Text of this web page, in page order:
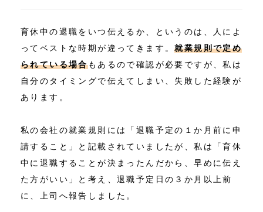
育休中の退職をいつ伝えるか、というのは、人によ
ってベストな時期が違ってきます。就業規則で定め
られている場合もあるので確認が必要ですが、私は
自分のタイミングで伝えてしまい、失敗した経験が
あります。
私の会社の就業規則には「退職予定の１か月前に申
請すること」と記載されていましたが、私は「育休
中に退職することが決まったんだから、早めに伝え
た方がいい」と考え、退職予定日の３か月以上前
に、上司へ報告しました。